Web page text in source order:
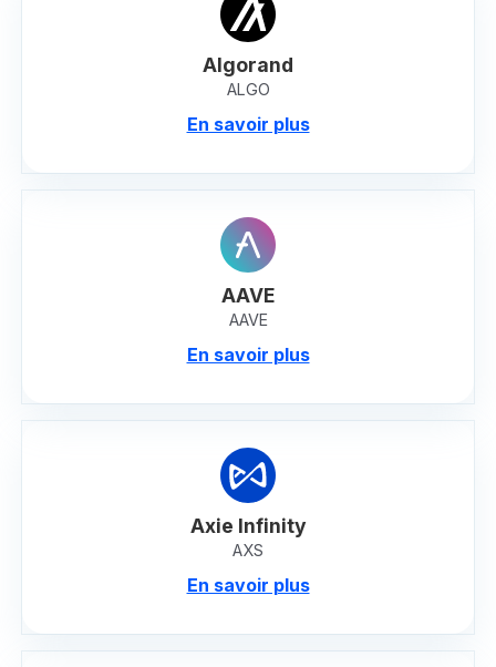
Algorand
ALGO
En savoir plus
AAVE
AAVE
En savoir plus
Axie Infinity
AXS
En savoir plus